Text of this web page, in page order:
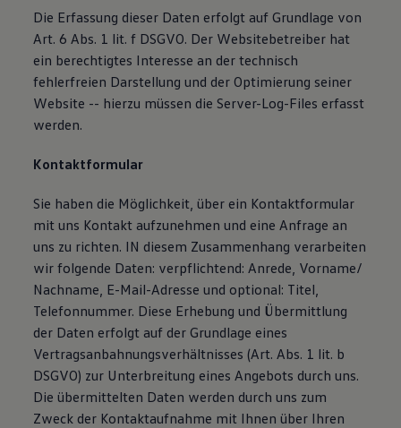
Die Erfassung dieser Daten erfolgt auf Grundlage von
Art. 6 Abs. 1 lit. f DSGVO. Der Websitebetreiber hat
ein berechtigtes Interesse an der technisch
fehlerfreien Darstellung und der Optimierung seiner
Website -- hierzu müssen die Server-Log-Files erfasst
werden.
Kontaktformular
Sie haben die Möglichkeit, über ein Kontaktformular
mit uns Kontakt aufzunehmen und eine Anfrage an
uns zu richten. IN diesem Zusammenhang verarbeiten
wir folgende Daten: verpflichtend: Anrede, Vorname/
Nachname, E-Mail-Adresse und optional: Titel,
Telefonnummer. Diese Erhebung und Übermittlung
der Daten erfolgt auf der Grundlage eines
Vertragsanbahnungsverhältnisses (Art. Abs. 1 lit. b
DSGVO) zur Unterbreitung eines Angebots durch uns.
Die übermittelten Daten werden durch uns zum
Zweck der Kontaktaufnahme mit Ihnen über Ihren